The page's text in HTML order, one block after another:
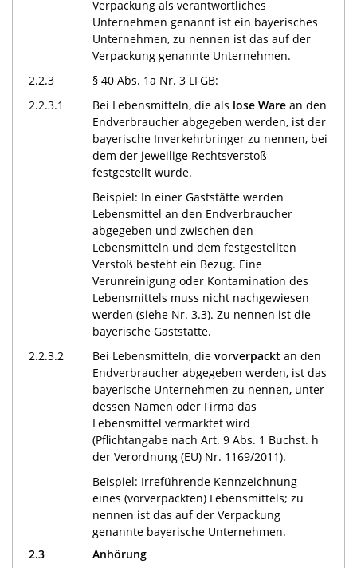
Verpackung als verantwortliches
Unternehmen genannt ist ein bayerisches
Unternehmen, zu nennen ist das auf der
Verpackung genannte Unternehmen.
2.2.3
§ 40 Abs. 1a Nr. 3 LFGB:
2.2.3.1
Bei Lebensmitteln, die als lose Ware an den
Endverbraucher abgegeben werden, ist der
bayerische Inverkehrbringer zu nennen, bei
dem der jeweilige Rechtsverstoß
festgestellt wurde.
Beispiel: In einer Gaststätte werden
Lebensmittel an den Endverbraucher
abgegeben und zwischen den
Lebensmitteln und dem festgestellten
Verstoß besteht ein Bezug. Eine
Verunreinigung oder Kontamination des
Lebensmittels muss nicht nachgewiesen
werden (siehe Nr. 3.3). Zu nennen ist die
bayerische Gaststätte.
2.2.3.2
Bei Lebensmitteln, die vorverpackt an den
Endverbraucher abgegeben werden, ist das
bayerische Unternehmen zu nennen, unter
dessen Namen oder Firma das
Lebensmittel vermarktet wird
(Pflichtangabe nach Art. 9 Abs. 1 Buchst. h
der Verordnung (EU) Nr. 1169/2011).
Beispiel: Irreführende Kennzeichnung
eines (vorverpackten) Lebensmittels; zu
nennen ist das auf der Verpackung
genannte bayerische Unternehmen.
2.3
Anhörung